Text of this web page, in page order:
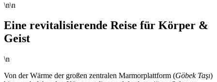
\n\n
Eine revitalisierende Reise für Körper &
Geist
\n
Von der Wärme der großen zentralen Marmorplattform (Göbek Taşı)